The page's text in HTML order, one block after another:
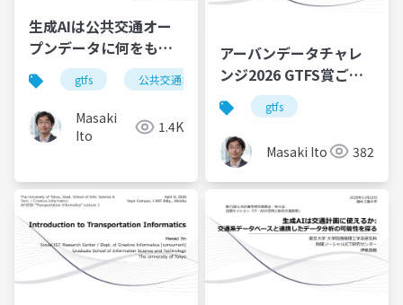
生成AIは公共交通オー
プンデータに何をもた
らすか gtfs 公共交通オープンデータ
Masaki
Ito
1.4K
アーバンデータチャレ
ンジ2026 GTFS賞ご紹
介（キックオフイベン
ト）
gtfs
Masaki Ito 382